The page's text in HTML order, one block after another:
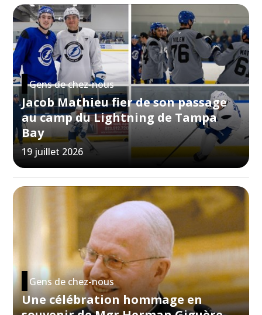
Gens de chez-nous
Jacob Mathieu fier de son passage
au camp du Lightning de Tampa
Bay
19 juillet 2026
Gens de chez-nous
Une célébration hommage en